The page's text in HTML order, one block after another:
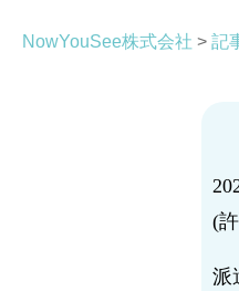
NowYouSee株式会社 > 記
(
派